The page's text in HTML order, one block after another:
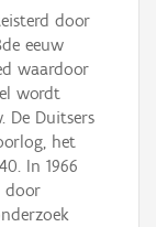
door
eeuw
waardoor
wordt
De Duitsers
het
In 1966
door